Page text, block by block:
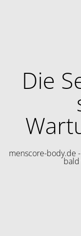
Die
menscore-body.de